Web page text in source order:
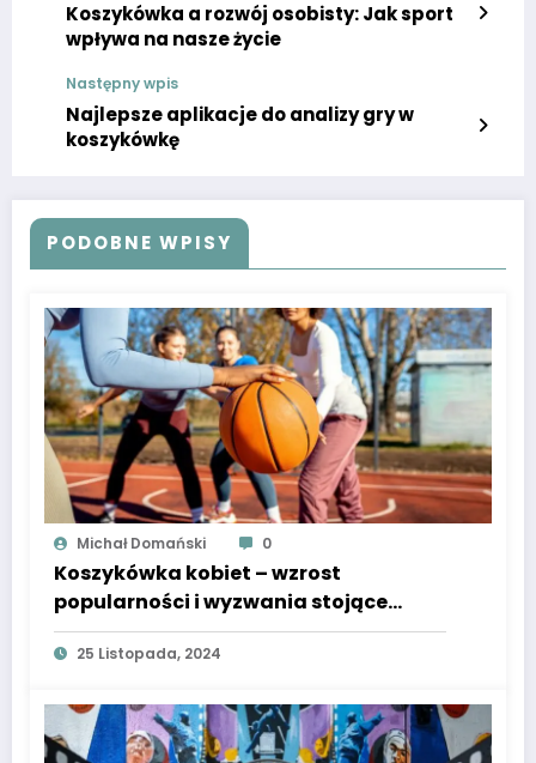
Koszykówka a rozwój osobisty: Jak sport
wpływa na nasze życie
Następny wpis
Najlepsze aplikacje do analizy gry w
koszykówkę
PODOBNE WPISY
Michał Domański 0
Koszykówka kobiet – wzrost
popularności i wyzwania stojące
przed zawodniczkami
25 Listopada, 2024